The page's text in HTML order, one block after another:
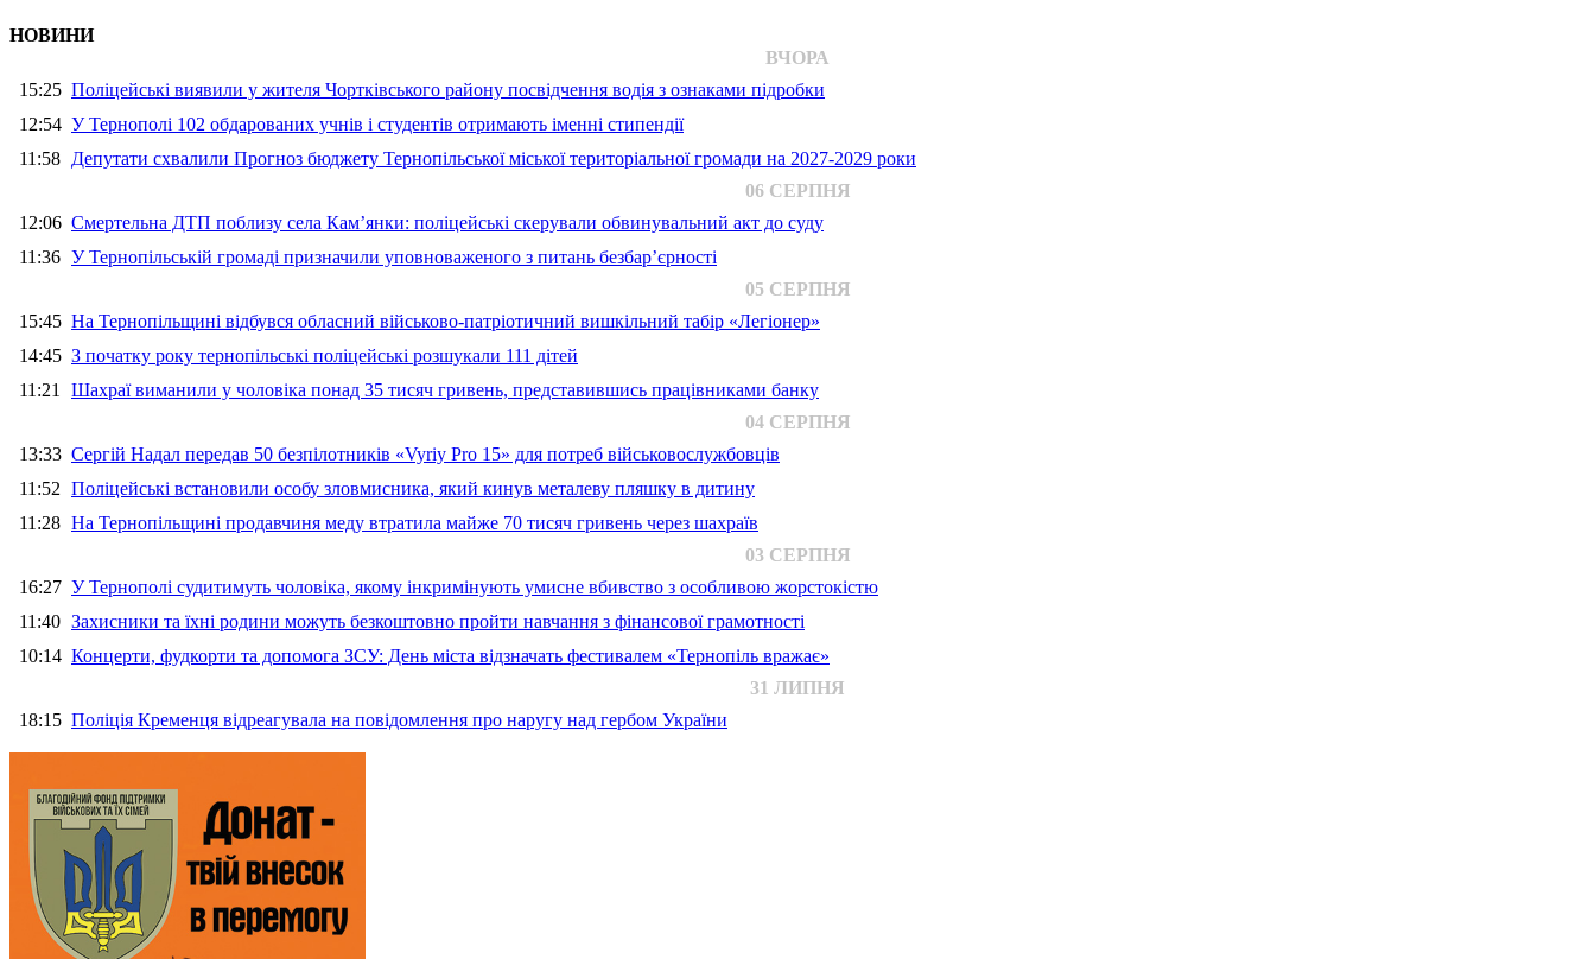
НОВИНИ
ВЧОРА
15:25 Поліцейські виявили у жителя Чортківського району посвідчення водія з ознаками підробки
12:54 У Тернополі 102 обдарованих учнів і студентів отримають іменні стипендії
11:58 Депутати схвалили Прогноз бюджету Тернопільської міської територіальної громади на 2027-2029 роки
06 СЕРПНЯ
12:06 Смертельна ДТП поблизу села Кам’янки: поліцейські скерували обвинувальний акт до суду
11:36 У Тернопільській громаді призначили уповноваженого з питань безбар’єрності
05 СЕРПНЯ
15:45 На Тернопільщині відбувся обласний військово-патріотичний вишкільний табір «Легіонер»
14:45 З початку року тернопільські поліцейські розшукали 111 дітей
11:21 Шахраї виманили у чоловіка понад 35 тисяч гривень, представившись працівниками банку
04 СЕРПНЯ
13:33 Сергій Надал передав 50 безпілотників «Vyriy Pro 15» для потреб військовослужбовців
11:52 Поліцейські встановили особу зловмисника, який кинув металеву пляшку в дитину
11:28 На Тернопільщині продавчиня меду втратила майже 70 тисяч гривень через шахраїв
03 СЕРПНЯ
16:27 У Тернополі судитимуть чоловіка, якому інкримінують умисне вбивство з особливою жорстокістю
11:40 Захисники та їхні родини можуть безкоштовно пройти навчання з фінансової грамотності
10:14 Концерти, фудкорти та допомога ЗСУ: День міста відзначать фестивалем «Тернопіль вражає»
31 ЛИПНЯ
18:15 Поліція Кременця відреагувала на повідомлення про наругу над гербом України